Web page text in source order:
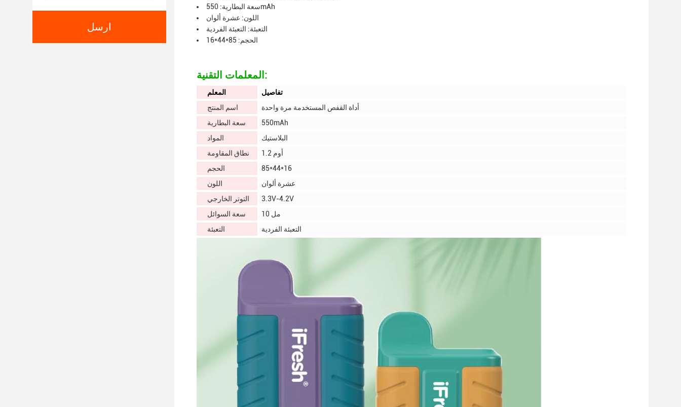
ارسل
سعة البطارية: 550mAh
اللون: عشرة ألوان
التعبئة: التعبئة الفردية
الحجم: 85*44*16
المعلمات التقنية:
المعلم
تفاصيل
اسم المنتج
أداة القفص المستخدمة مرة واحدة
سعة البطارية
550mAh
المواد
البلاستيك
نطاق المقاومة
1.2 أوم
الحجم
85*44*16
اللون
عشرة ألوان
التوتر الخارجي
3.3V-4.2V
سعة السوائل
10 مل
التعبئة
التعبئة الفردية